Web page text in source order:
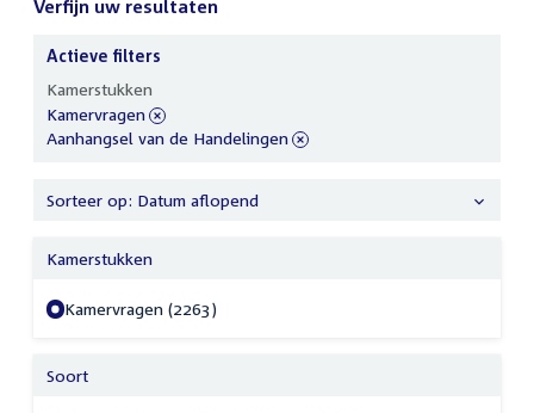
Verfijn uw resultaten
uw
resultaten
Actieve filters
Kamerstukken
verwijder
filter
Kamervragen
verwijder
Aanhangsel van de Handelingen
Sorteer op: Datum aflopend
Kamerstukken
Kamervragen (2263)
Soort